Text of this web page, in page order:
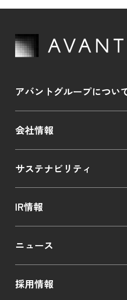
アバントグループについ
会社情報
サステナビリティ
IR情報
ニュース
採用情報